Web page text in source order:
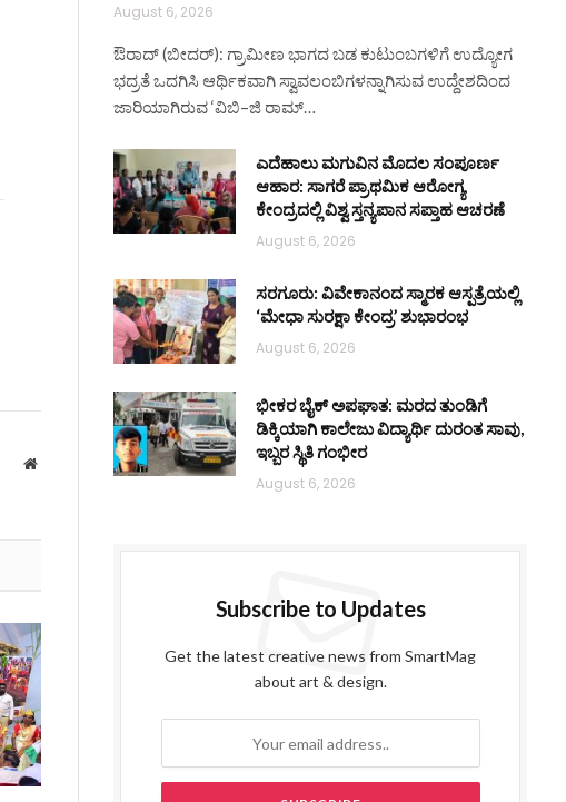
Website
August 6, 2026
ಔರಾದ್ (ಬೀದರ್): ಗ್ರಾಮೀಣ ಭಾಗದ ಬಡ ಕುಟುಂಬಗಳಿಗೆ ಉದ್ಯೋಗ
ಭದ್ರತೆ ಒದಗಿಸಿ ಆರ್ಥಿಕವಾಗಿ ಸ್ವಾವಲಂಬಿಗಳನ್ನಾಗಿಸುವ ಉದ್ದೇಶದಿಂದ
ಜಾರಿಯಾಗಿರುವ ‘ವಿಬಿ–ಜಿ ರಾಮ್…
ಎದೆಹಾಲು ಮಗುವಿನ ಮೊದಲ ಸಂಪೂರ್ಣ
ಆಹಾರ: ಸಾಗರೆ ಪ್ರಾಥಮಿಕ ಆರೋಗ್ಯ
ಕೇಂದ್ರದಲ್ಲಿ ವಿಶ್ವ ಸ್ತನ್ಯಪಾನ ಸಪ್ತಾಹ ಆಚರಣೆ
August 6, 2026
ಸರಗೂರು: ವಿವೇಕಾನಂದ ಸ್ಮಾರಕ ಆಸ್ಪತ್ರೆಯಲ್ಲಿ
‘ಮೇಧಾ ಸುರಕ್ಷಾ ಕೇಂದ್ರ’ ಶುಭಾರಂಭ
August 6, 2026
ಭೀಕರ ಬೈಕ್ ಅಪಘಾತ: ಮರದ ತುಂಡಿಗೆ
ಡಿಕ್ಕಿಯಾಗಿ ಕಾಲೇಜು ವಿದ್ಯಾರ್ಥಿ ದುರಂತ ಸಾವು,
ಇಬ್ಬರ ಸ್ಥಿತಿ ಗಂಭೀರ
August 6, 2026
Subscribe to Updates
Get the latest creative news from SmartMag
about art & design.